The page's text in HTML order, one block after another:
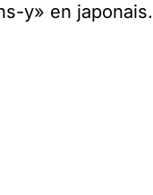
y» en japonais.